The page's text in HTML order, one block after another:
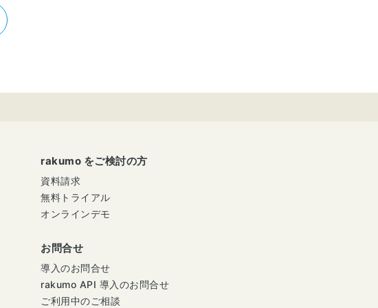
rakumo をご検討の方
資料請求
無料トライアル
オンラインデモ
お問合せ
導入のお問合せ
rakumo API 導入のお問合せ
ご利用中のご相談